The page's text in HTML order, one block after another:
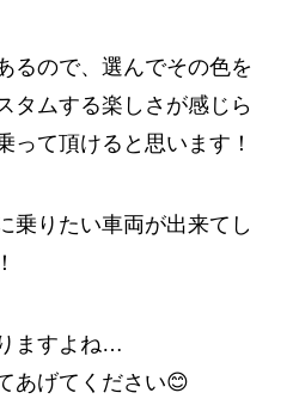
るので、選んでその色を
タムする楽しさが感じら
って頂けると思います！
乗りたい車両が出来てし
ますよね…
あげてください😊